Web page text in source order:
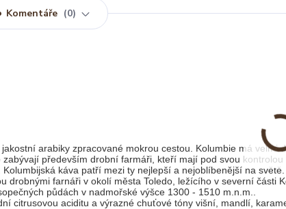
Komentáře 0
arabiky zpracované mokrou cestou. Kolumbie má velmi
především drobní farmáři, kteří mají pod svou
káva patří mezi ty nejlepší a nejoblíbenější na světě.
drobnými farnáři v okolí města Toledo, ležícího v severní části
půdách v nadmořské výšce 1300 - 1510 m.n.m..
citrusovou aciditu a výrazné chuťové tóny višní, mandlí,